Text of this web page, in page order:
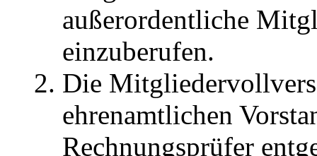
außerordentliche
einzuberufen.
Die
ehrenamtlichen
Rechnungsprüfer